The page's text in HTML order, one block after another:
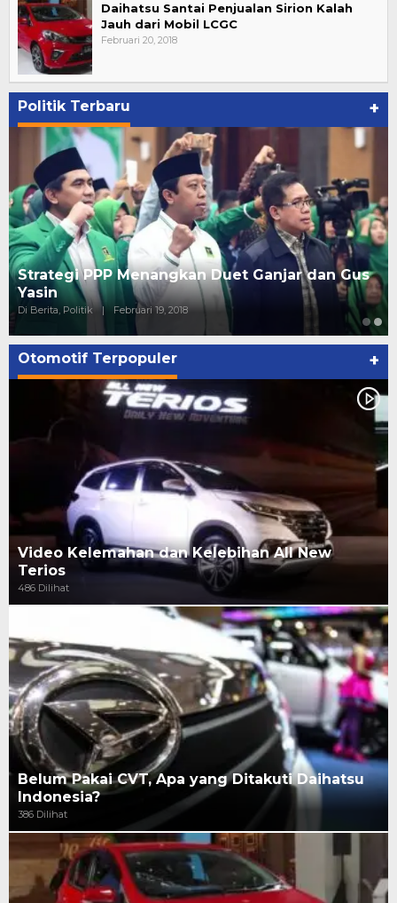
Daihatsu Santai Penjualan Sirion Kalah
Jauh dari Mobil LCGC
Februari 20, 2018
Politik Terbaru +
Strategi PPP Menangkan Duet Ganjar dan Gus
Yasin
Di Berita, Politik | Februari 19, 2018
Otomotif Terpopuler +
Video Kelemahan dan Kelebihan All New
Terios
486 Dilihat
Belum Pakai CVT, Apa yang Ditakuti Daihatsu
Indonesia?
386 Dilihat